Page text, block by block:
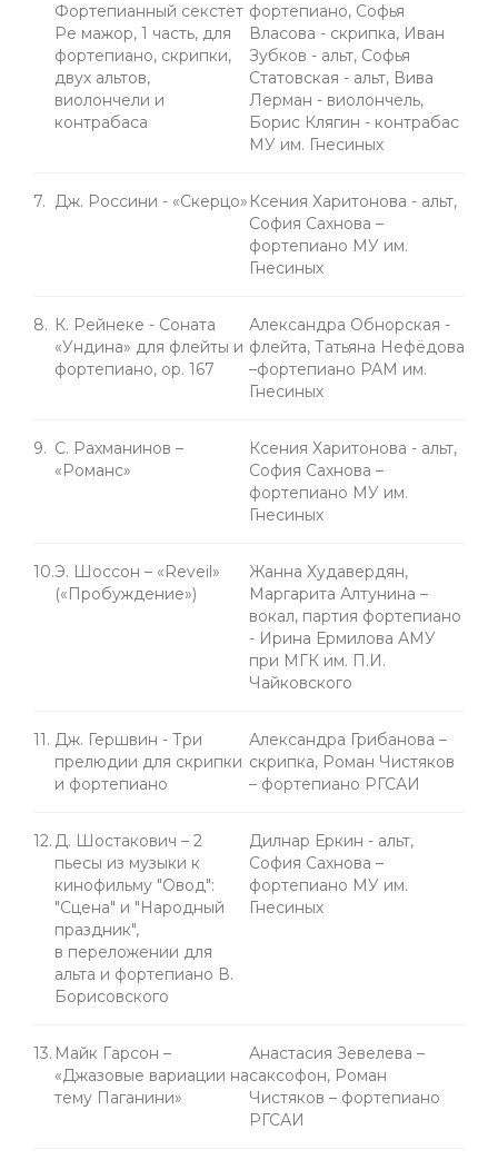
Фортепианный секстет
Ре мажор, 1 часть, для
фортепиано, скрипки,
двух альтов,
виолончели и
контрабаса
фортепиано, Софья
Власова - скрипка, Иван
Зубков - альт, Софья
Статовская - альт, Вива
Лерман - виолончель,
Борис Клягин - контрабас
МУ им. Гнесиных
7. Дж. Россини - «Скерцо» Ксения Харитонова - альт,
София Сахнова –
фортепиано МУ им.
Гнесиных
8. К. Рейнеке - Соната
«Ундина» для флейты и
фортепиано, ор. 167
Александра Обнорская -
флейта, Татьяна Нефёдова
–фортепиано РАМ им.
Гнесиных
9. С. Рахманинов –
«Романс»
Ксения Харитонова - альт,
София Сахнова –
фортепиано МУ им.
Гнесиных
10.Э. Шоссон – «Reveil»
(«Пробуждение»)
Жанна Худавердян,
Маргарита Алтунина –
вокал, партия фортепиано
- Ирина Ермилова АМУ
при МГК им. П.И.
Чайковского
11. Дж. Гершвин - Три
прелюдии для скрипки
и фортепиано
Александра Грибанова –
скрипка, Роман Чистяков
– фортепиано РГСАИ
12. Д. Шостакович – 2
пьесы из музыки к
кинофильму "Овод":
"Сцена" и "Народный
праздник",
в переложении для
альта и фортепиано В.
Борисовского
Дилнар Еркин - альт,
София Сахнова –
фортепиано МУ им.
Гнесиных
13. Майк Гарсон –
«Джазовые вариации на
тему Паганини»
Анастасия Зевелева –
саксофон, Роман
Чистяков – фортепиано
РГСАИ